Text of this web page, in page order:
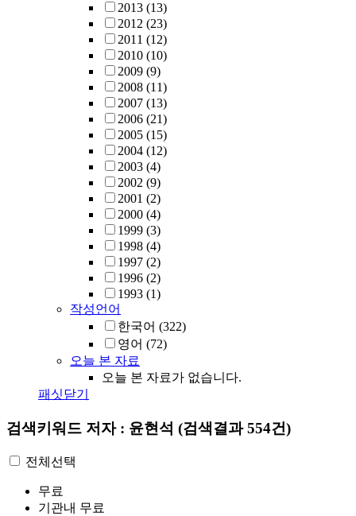
2013 (13)
2012 (23)
2011 (12)
2010 (10)
2009 (9)
2008 (11)
2007 (13)
2006 (21)
2005 (15)
2004 (12)
2003 (4)
2002 (9)
2001 (2)
2000 (4)
1999 (3)
1998 (4)
1997 (2)
1996 (2)
1993 (1)
작성언어
한국어 (322)
영어 (72)
오늘 본 자료
오늘 본 자료가 없습니다.
패싯닫기
검색키워드 저자 : 윤현석 (검색결과 554건)
전체선택
무료
기관내 무료